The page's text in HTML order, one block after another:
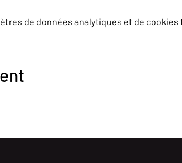
de données analytiques et de